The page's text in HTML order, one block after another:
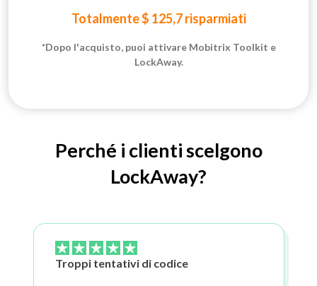
Totalmente $ 125,7 risparmiati
*Dopo l'acquisto, puoi attivare Mobitrix Toolkit e
LockAway.
Perché i clienti scelgono
LockAway?
Troppi tentativi di codice